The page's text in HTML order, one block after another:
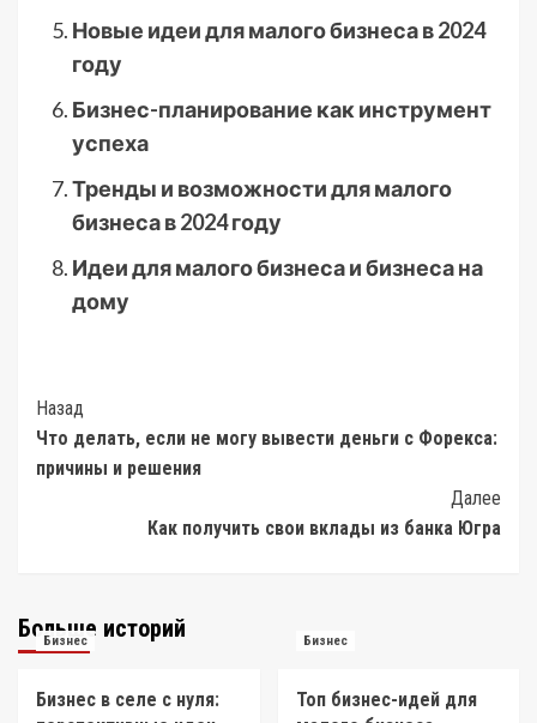
Новые идеи для малого бизнеса в 2024
году
Бизнес-планирование как инструмент
успеха
Тренды и возможности для малого
бизнеса в 2024 году
Идеи для малого бизнеса и бизнеса на
дому
Post
Navigation
Назад
Что делать, если не могу вывести деньги с Форекса:
причины и решения
Далее
Как получить свои вклады из банка Югра
Больше историй
Бизнес
Бизнес в селе с нуля:
Бизнес
Топ бизнес-идей для